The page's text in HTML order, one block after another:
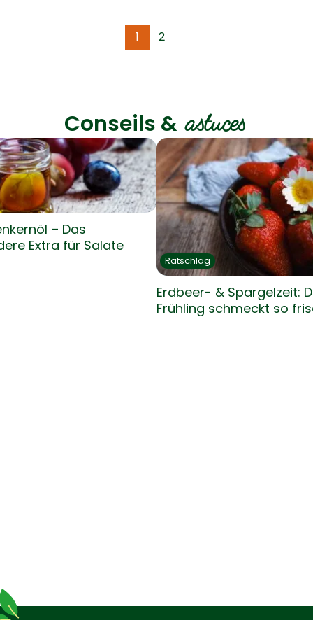
1 2
Conseils & astuces
– Das
Extra für Salate
Ratschlag
Erdbeer- & Spargelzeit:
Frühling schmeckt so